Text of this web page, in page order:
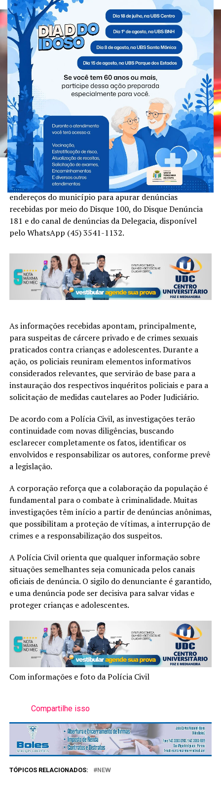
Nesta segunda-feira (3), a Polícia Civil de Santa
Terezinha de Itaipu realizou diligências em diferentes
endereços do município para apurar denúncias
recebidas por meio do Disque 100, do Disque Denúncia
181 e do canal de denúncias da Delegacia, disponível
pelo WhatsApp (45) 3541-1132.
As informações recebidas apontam, principalmente,
para suspeitas de cárcere privado e de crimes sexuais
praticados contra crianças e adolescentes. Durante a
ação, os policiais reuniram elementos informativos
considerados relevantes, que servirão de base para a
instauração dos respectivos inquéritos policiais e para a
solicitação de medidas cautelares ao Poder Judiciário.
De acordo com a Polícia Civil, as investigações terão
continuidade com novas diligências, buscando
esclarecer completamente os fatos, identificar os
envolvidos e responsabilizar os autores, conforme prevê
a legislação.
A corporação reforça que a colaboração da população é
fundamental para o combate à criminalidade. Muitas
investigações têm início a partir de denúncias anônimas,
que possibilitam a proteção de vítimas, a interrupção de
crimes e a responsabilização dos suspeitos.
A Polícia Civil orienta que qualquer informação sobre
situações semelhantes seja comunicada pelos canais
oficiais de denúncia. O sigilo do denunciante é garantido,
e uma denúncia pode ser decisiva para salvar vidas e
proteger crianças e adolescentes.
Com informações e foto da Polícia Civil
Compartilhe isso
TÓPICOS RELACIONADOS: NEW